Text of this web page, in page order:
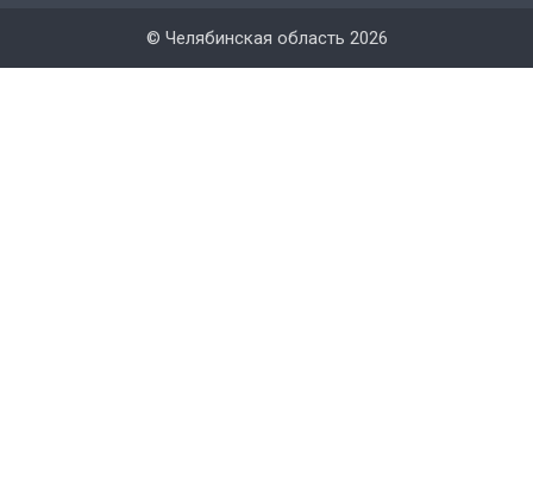
© Челябинская область 2026